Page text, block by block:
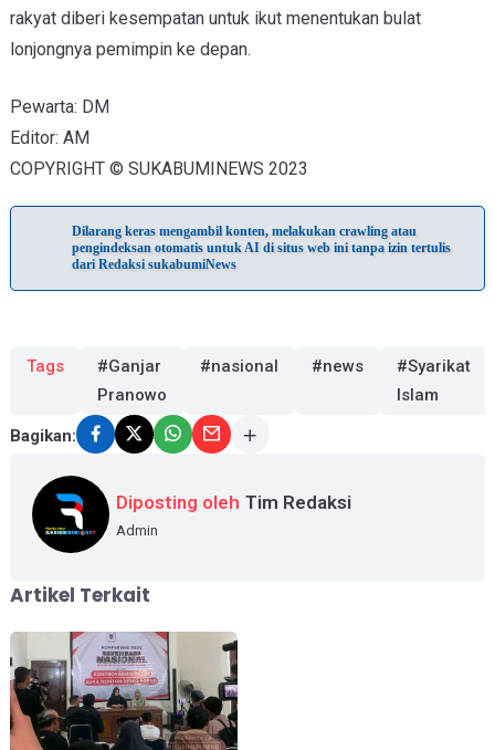
rakyat diberi kesempatan untuk ikut menentukan bulat
lonjongnya pemimpin ke depan.
Pewarta: DM
Editor: AM
COPYRIGHT © SUKABUMINEWS 2023
Dilarang keras mengambil konten, melakukan crawling atau
pengindeksan otomatis untuk AI di situs web ini tanpa izin tertulis
dari Redaksi sukabumiNews
Tags
#Ganjar
Pranowo
#nasional #news
#Syarikat
Islam
Bagikan:
Diposting oleh Tim Redaksi
Admin
Artikel Terkait